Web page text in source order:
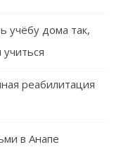
учёбу дома так,
реабилитация
в Анапе